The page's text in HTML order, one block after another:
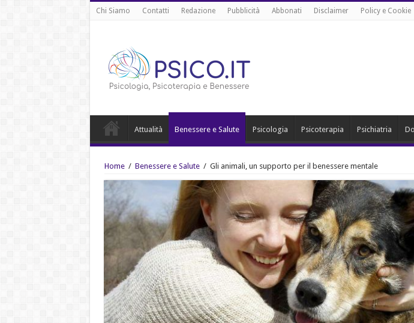
Chi Siamo Contatti Redazione Pubblicità Abbonati Disclaimer Policy e Cookie
Attualità Benessere e Salute Psicologia Psicoterapia Psichiatria
Home / Benessere e Salute / Gli animali, un supporto per il benessere mentale